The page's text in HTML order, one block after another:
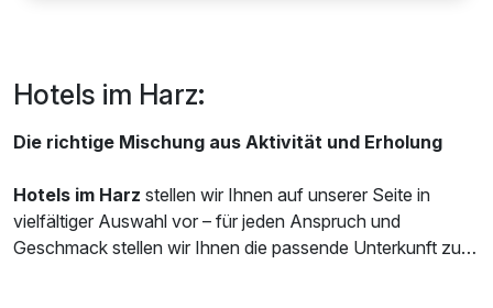
Hotels im Harz:
Die richtige Mischung aus Aktivität und Erholung
Hotels im Harz stellen wir Ihnen auf unserer Seite in
vielfältiger Auswahl vor – für jeden Anspruch und
Geschmack stellen wir Ihnen die passende Unterkunft zur